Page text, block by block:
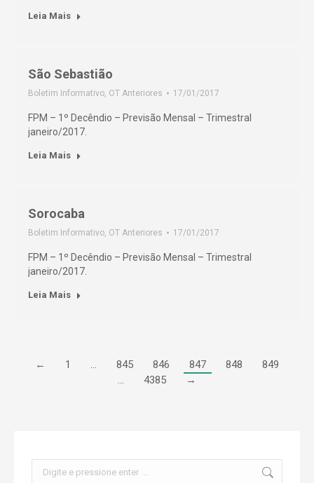
Leia Mais
São Sebastião
Boletim Informativo, OT Anteriores 17/01/2017
FPM – 1º Decêndio – Previsão Mensal – Trimestral
janeiro/2017.
Leia Mais
Sorocaba
Boletim Informativo, OT Anteriores 17/01/2017
FPM – 1º Decêndio – Previsão Mensal – Trimestral
janeiro/2017.
Leia Mais
← 1 … 845 846 847 848
849
…
4385 →